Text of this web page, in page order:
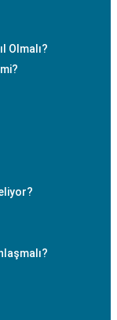
Olmalı?